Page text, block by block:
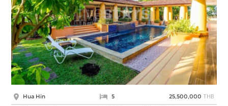
Hua Hin 5 25,500,000 THB